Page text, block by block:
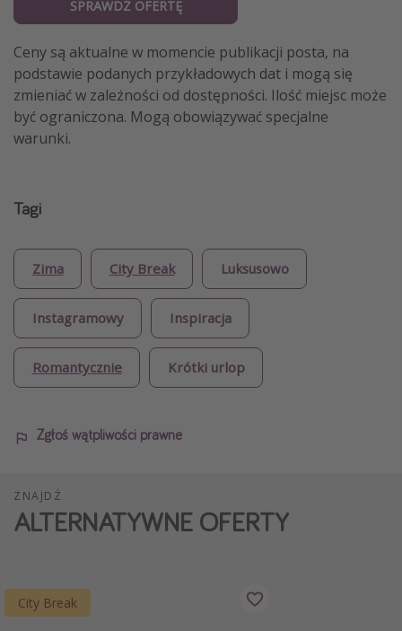
SPRAWDŹ OFERTĘ
Ceny są aktualne w momencie publikacji posta, na
podstawie podanych przykładowych dat i mogą się
zmieniać w zależności od dostępności. Ilość miejsc może
być ograniczona. Mogą obowiązywać specjalne
warunki.
Tagi
Zima City Break Luksusowo
Instagramowy Inspiracja
Romantycznie Krótki urlop
Zgłoś wątpliwości prawne
ZNAJDŹ
ALTERNATYWNE OFERTY
City Break